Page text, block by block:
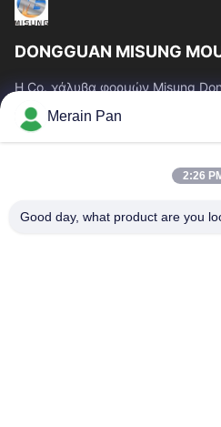
DONGGUAN MISUNG
Η Co. χάλυβα φορμών Misung
επιχείρηση του ανεφοδιασμού
κύβων, καυτός χάλυβας
Γρήγοροι Σύνδεσμοι
Εμφάνιση VR
Merain Pan
2:26
Good day, what product are you